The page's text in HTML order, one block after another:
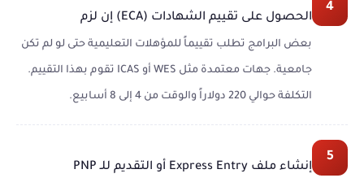
4
الحصول على تقييم الشهادات (ECA) إن لزم
بعض البرامج تطلب تقييماً للمؤهلات التعليمية حتى لو لم تكن
جامعية. جهات معتمدة مثل WES أو ICAS تقوم بهذا التقييم.
التكلفة حوالي 220 دولاراً والوقت من 4 إلى 8 أسابيع.
5
إنشاء ملف Express Entry أو التقديم للـ PNP